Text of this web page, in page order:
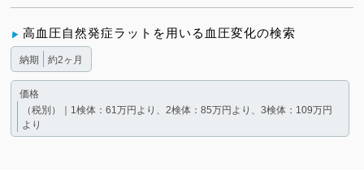
高血圧自然発症ラットを用いる血圧変化の検索
納期 約2ヶ月
価格
（税別）｜1検体：61万円より、2検体：85万円より、3検体：109万円
より